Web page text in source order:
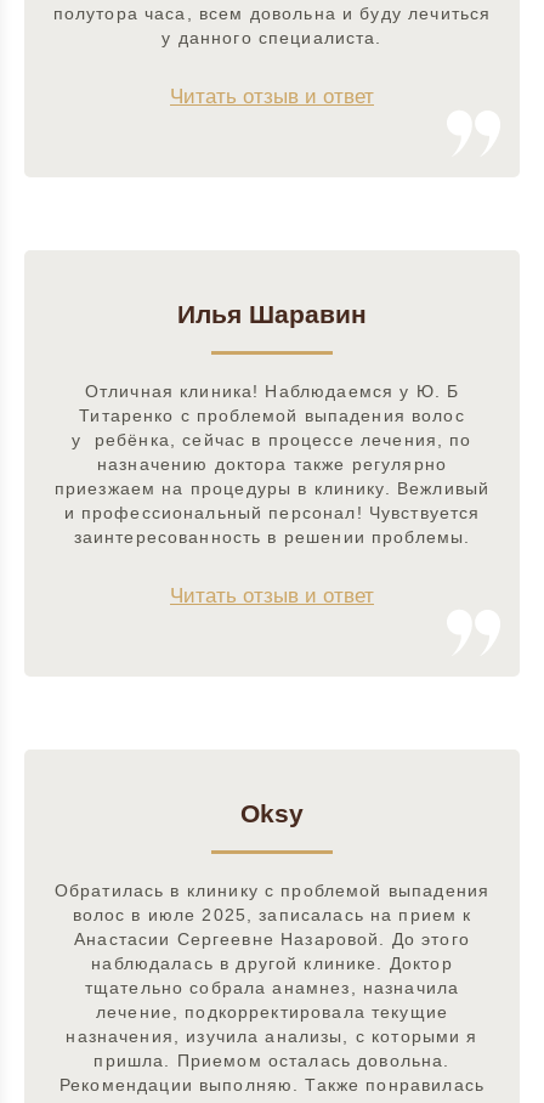
полутора часа, всем довольна и буду лечиться
у данного специалиста.
Читать отзыв и ответ
Илья Шаравин
Отличная клиника! Наблюдаемся у Ю. Б
Титаренко с проблемой выпадения волос
у ребёнка, сейчас в процессе лечения, по
назначению доктора также регулярно
приезжаем на процедуры в клинику. Вежливый
и профессиональный персонал! Чувствуется
заинтересованность в решении проблемы.
Читать отзыв и ответ
Oksy
Обратилась в клинику с проблемой выпадения
волос в июле 2025, записалась на прием к
Анастасии Сергеевне Назаровой. До этого
наблюдалась в другой клинике. Доктор
тщательно собрала анамнез, назначила
лечение, подкорректировала текущие
назначения, изучила анализы, с которыми я
пришла. Приемом осталась довольна.
Рекомендации выполняю. Также понравилась